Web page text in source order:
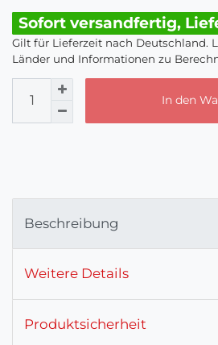
Sofort versandfertig,
Gilt für Lieferzeit nach Deutschland.
Länder und Informationen zu
In den
Beschreibung
Weitere Details
Produktsicherheit